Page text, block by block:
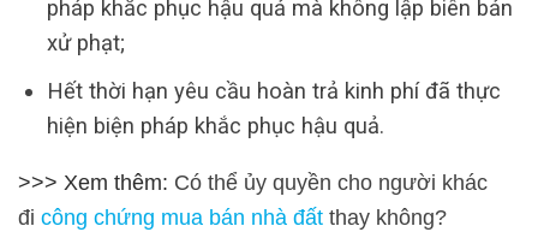
pháp khắc phục hậu quả mà không lập biên bản
xử phạt;
Hết thời hạn yêu cầu hoàn trả kinh phí đã thực
hiện biện pháp khắc phục hậu quả.
>>> Xem thêm: Có thể ủy quyền cho người khác
đi công chứng mua bán nhà đất thay không?